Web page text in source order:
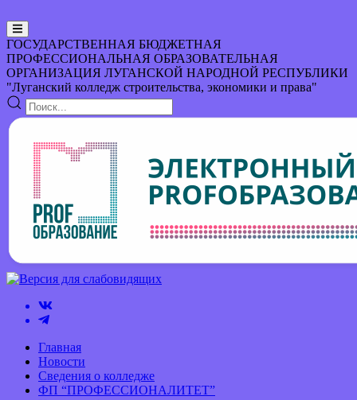
ГОСУДАРСТВЕННАЯ БЮДЖЕТНАЯ
ПРОФЕССИОНАЛЬНАЯ ОБРАЗОВАТЕЛЬНАЯ
ОРГАНИЗАЦИЯ ЛУГАНСКОЙ НАРОДНОЙ РЕСПУБЛИКИ
"Луганский колледж строительства, экономики и права"
Главная
Новости
Сведения о колледже
ФП “ПРОФЕССИОНАЛИТЕТ”